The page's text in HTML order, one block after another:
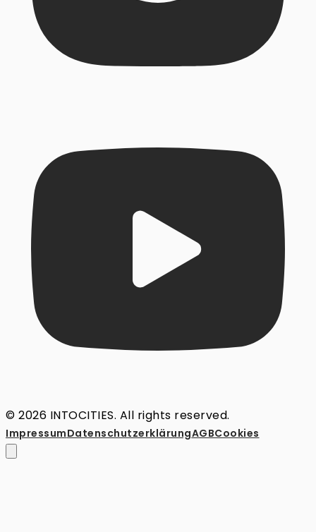
© 2026 INTOCITIES. All rights reserved.
ImpressumDatenschutz­erklärungAGBCookies